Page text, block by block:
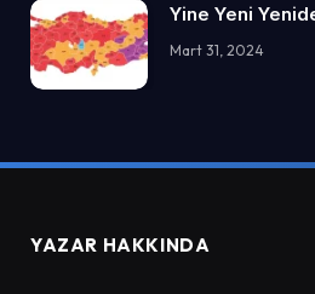
Yine Yeni
Mart 31, 2024
YAZAR HAKKINDA